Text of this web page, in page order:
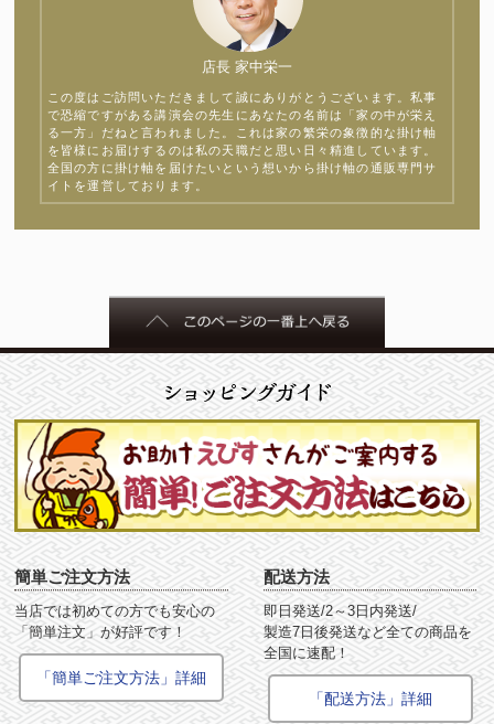
店長 家中栄一
この度はご訪問いただきまして誠にありがとうございます。私事
で恐縮ですがある講演会の先生にあなたの名前は「家の中が栄え
る一方」だねと言われました。これは家の繁栄の象徴的な掛け軸
を皆様にお届けするのは私の天職だと思い日々精進しています。
全国の方に掛け軸を届けたいという想いから掛け軸の通販専門サ
イトを運営しております。
簡単ご注文方法
当店では初めての方でも安心の
「簡単注文」が好評です！
「簡単ご注文方法」詳細
配送方法
即日発送/2～3日内発送/
製造7日後発送など全ての商品を
全国に速配！
「配送方法」詳細